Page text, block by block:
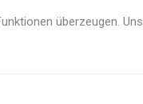
überzeugen.